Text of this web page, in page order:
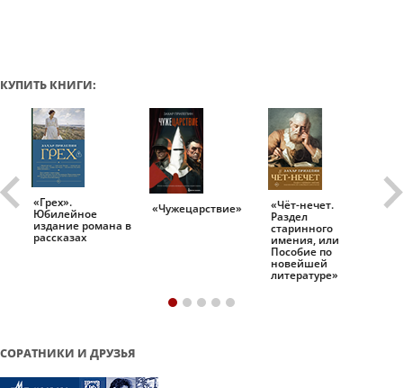
КУПИТЬ КНИГИ:
«Грех».
Юбилейное
издание романа в
рассказах
«Чужецарствие» «Чёт-нечет.
Раздел
старинного
имения, или
Пособие по
новейшей
литературе»
СОРАТНИКИ И ДРУЗЬЯ